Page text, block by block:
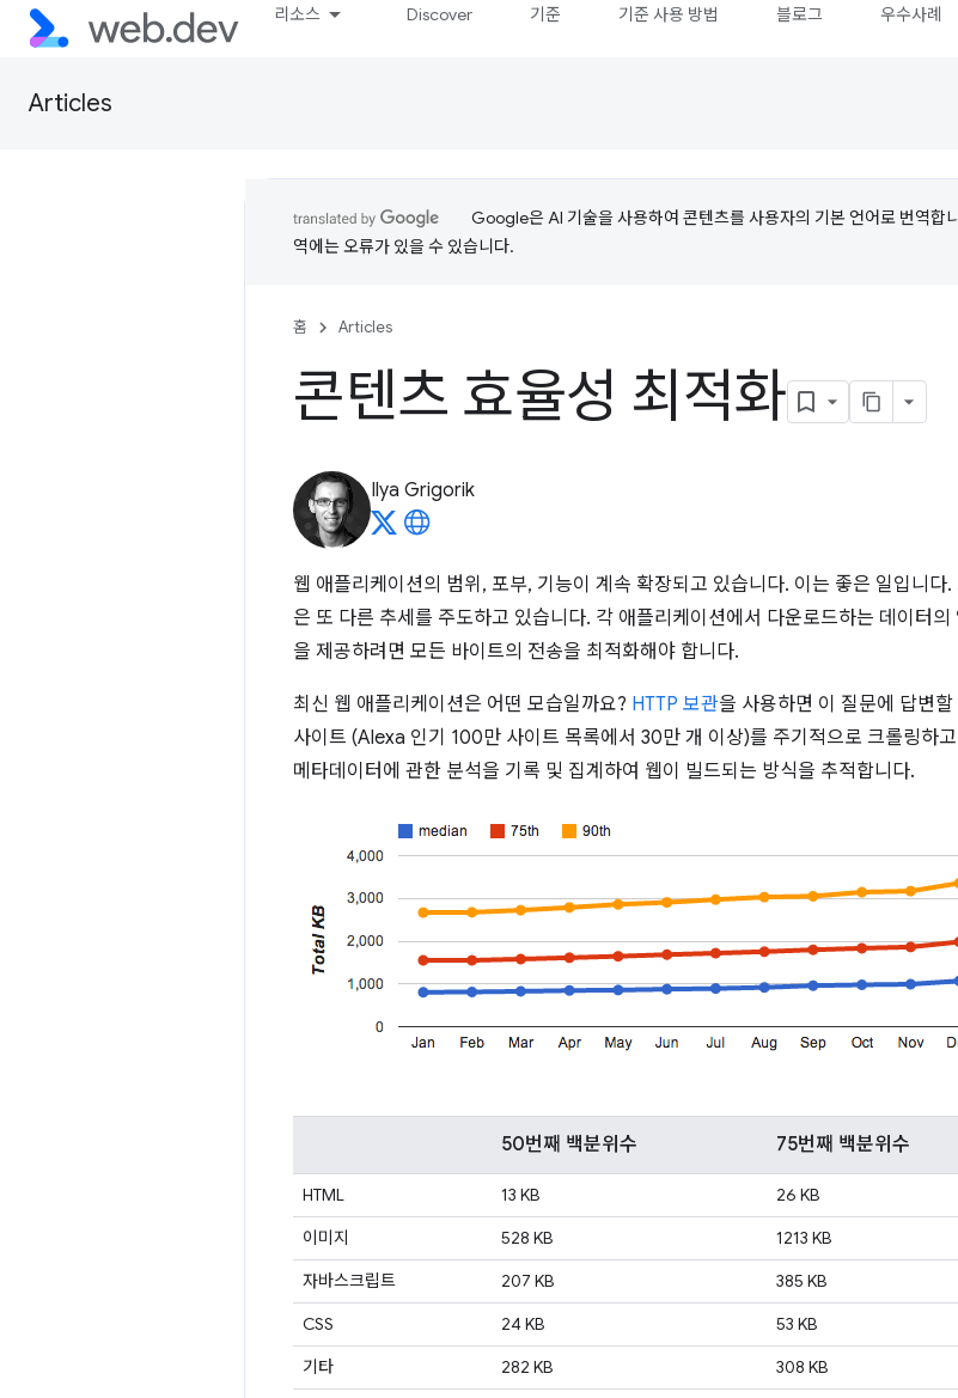
리소스 Discover 기준 기준 사용 방법 블로그 우수사례
Articles
Google은 AI 기술을 사용하여 콘텐츠를 사용자의 기본 언어로 번역합
역에는 오류가 있을 수 있습니다.
홈 Articles
콘텐츠 효율성 최적화
Ilya Grigorik
웹 애플리케이션의 범위, 포부, 기능이 계속 확장되고 있습니다. 이는 좋은 일입니
은 또 다른 추세를 주도하고 있습니다. 각 애플리케이션에서 다운로드하는 데이터
을 제공하려면 모든 바이트의 전송을 최적화해야 합니다.
최신 웹 애플리케이션은 어떤 모습일까요? HTTP 보관을 사용하면 이 질문에 답변
사이트 (Alexa 인기 100만 사이트 목록에서 30만 개 이상)를 주기적으로 크롤링하
메타데이터에 관한 분석을 기록 및 집계하여 웹이 빌드되는 방식을 추적합니다.
50번째 백분위수 75번째 백분위수
HTML 13 KB 26 KB
이미지
528 KB 1213 KB
자바스크립트
207 KB 385 KB
CSS
24 KB 53 KB
기타
282 KB 308 KB